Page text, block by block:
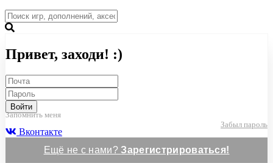
Привет, заходи! :)
Войти
Запомнить меня
Забыл пароль
Вконтакте
Ещё не с нами?Зарегистрироваться!